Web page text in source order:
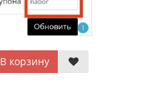
В корзину